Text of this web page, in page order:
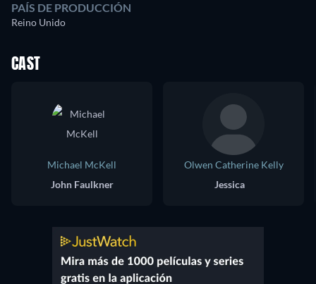
PAÍS DE PRODUCCIÓN
Reino Unido
CAST
Michael McKell
John Faulkner
Olwen Catherine Kelly
Jessica